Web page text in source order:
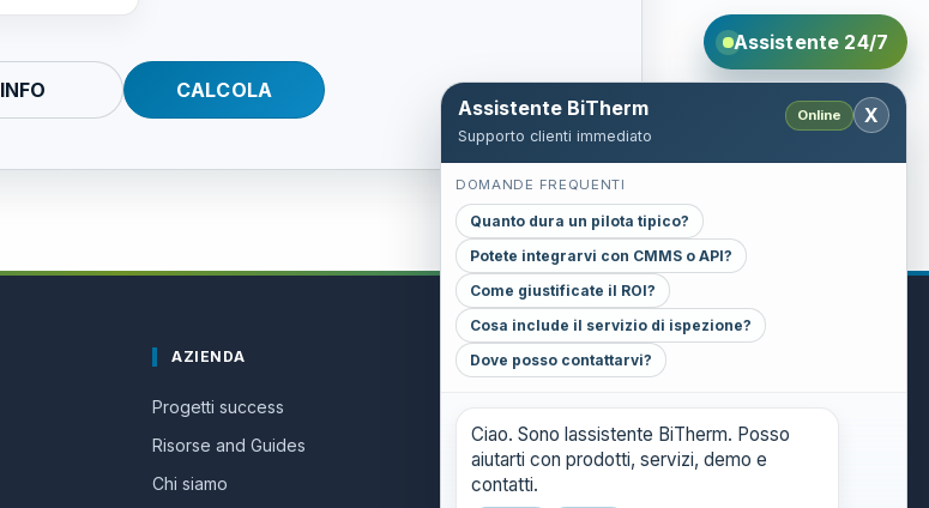
INFO CALCOLA
AZIENDA
Progetti success
Risorse and Guides
Chi siamo
CONTACT
GENERAL INQUIRIES
danthony@bitherm.com
HEAD OFFICE
Assistente 24/7
Assistente BiTherm
Supporto clienti immediato
Online X
DOMANDE FREQUENTI
Quanto dura un pilota tipico?
Potete integrarvi con CMMS o API?
Come giustificate il ROI?
Cosa include il servizio di ispezione?
Dove posso contattarvi?
Ciao. Sono lassistente BiTherm. Posso
aiutarti con prodotti, servizi, demo e
contatti.